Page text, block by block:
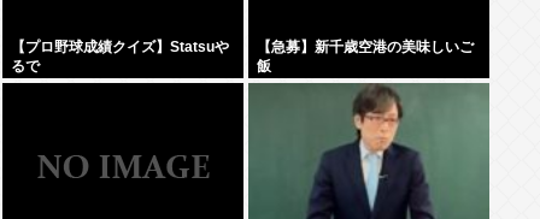
【プロ野球成績クイズ】Statsuや
るで
【急募】新千歳空港の美味しいご
飯